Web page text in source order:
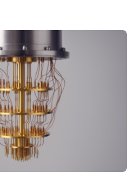
eng zusammenarbeiten. Neue
Dies ist der Alltag in
die dieses Jahr 100
weshalb die UNESCO 2025 zum
Quantenwissenschaft und -
hat. Doch nun hat eine
um den